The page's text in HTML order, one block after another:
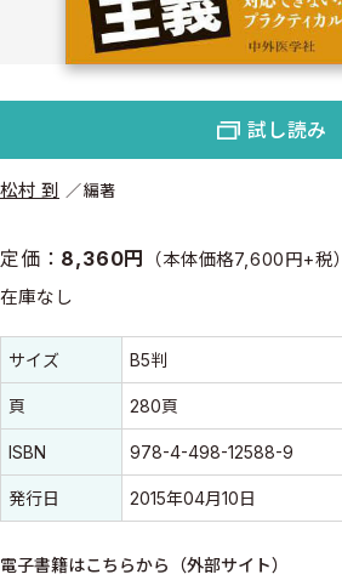
松村 到 編著
定価： 8,360円 （本体価格7,600円+税）
在庫なし
書誌情報
書誌情報
サイズ B5判
頁 280頁
ISBN 978-4-498-12588-9
発行日 2015年04月10日
電子書籍はこちらから（外部サイト）
試し読み